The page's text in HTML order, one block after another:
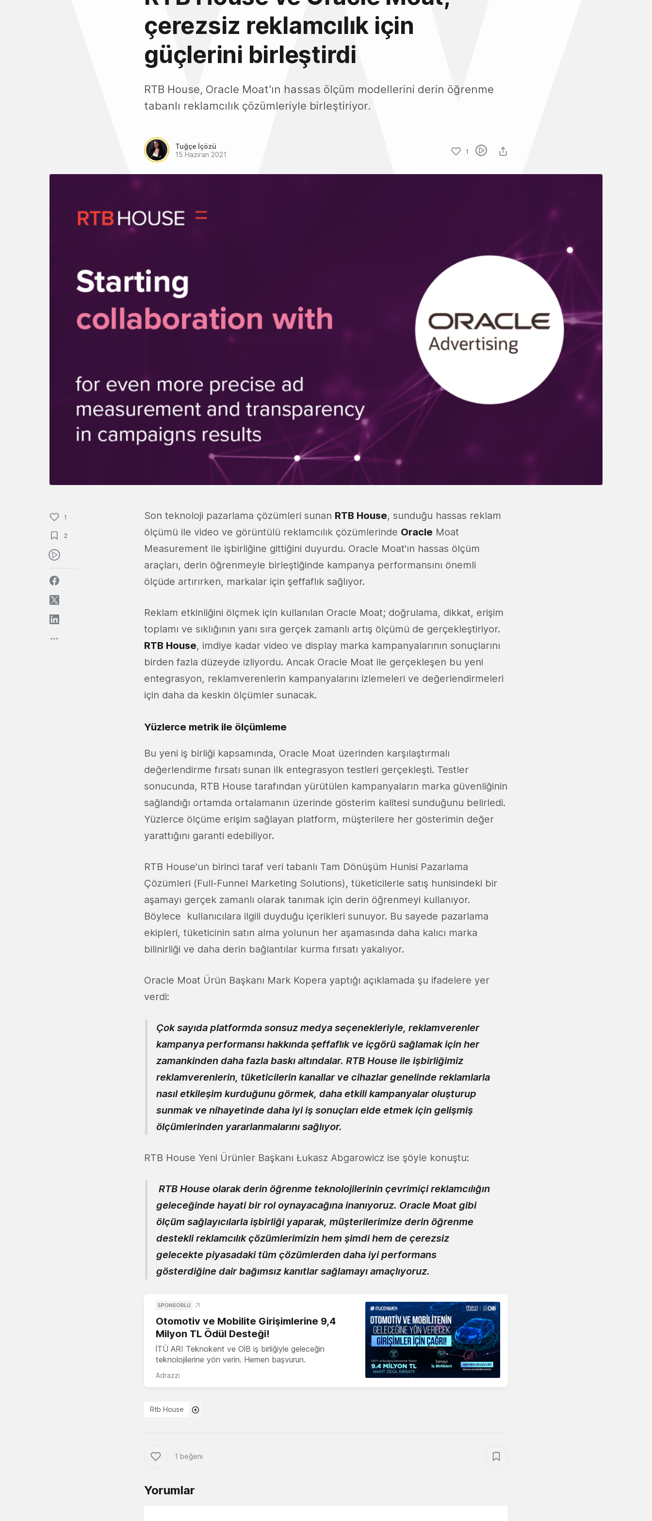
çerezsiz reklamcılık için
güçlerini birleştirdi
RTB House, Oracle Moat'ın hassas ölçüm modellerini derin öğrenme
tabanlı reklamcılık çözümleriyle birleştiriyor.
Tuğçe İçözü
15 Haziran 2021
1
1
2
Son teknoloji pazarlama çözümleri sunan RTB House, sunduğu hassas reklam
ölçümü ile video ve görüntülü reklamcılık çözümlerinde Oracle Moat
Measurement ile işbirliğine gittiğini duyurdu. Oracle Moat'ın hassas ölçüm
araçları, derin öğrenmeyle birleştiğinde kampanya performansını önemli
ölçüde artırırken, markalar için şeffaflık sağlıyor.
Reklam etkinliğini ölçmek için kullanılan Oracle Moat; doğrulama, dikkat, erişim
toplamı ve sıklığının yanı sıra gerçek zamanlı artış ölçümü de gerçekleştiriyor.
RTB House, imdiye kadar video ve display marka kampanyalarının sonuçlarını
birden fazla düzeyde izliyordu. Ancak Oracle Moat ile gerçekleşen bu yeni
entegrasyon, reklamverenlerin kampanyalarını izlemeleri ve değerlendirmeleri
için daha da keskin ölçümler sunacak.
Yüzlerce metrik ile ölçümleme
Bu yeni iş birliği kapsamında, Oracle Moat üzerinden karşılaştırmalı
değerlendirme fırsatı sunan ilk entegrasyon testleri gerçekleşti. Testler
sonucunda, RTB House tarafından yürütülen kampanyaların marka güvenliğinin
sağlandığı ortamda ortalamanın üzerinde gösterim kalitesi sunduğunu belirledi.
Yüzlerce ölçüme erişim sağlayan platform, müşterilere her gösterimin değer
yarattığını garanti edebiliyor.
RTB House'un birinci taraf veri tabanlı Tam Dönüşüm Hunisi Pazarlama
Çözümleri (Full-Funnel Marketing Solutions), tüketicilerle satış hunisindeki bir
aşamayı gerçek zamanlı olarak tanımak için derin öğrenmeyi kullanıyor.
Böylece kullanıcılara ilgili duyduğu içerikleri sunuyor. Bu sayede pazarlama
ekipleri, tüketicinin satın alma yolunun her aşamasında daha kalıcı marka
bilinirliği ve daha derin bağlantılar kurma fırsatı yakalıyor.
Oracle Moat Ürün Başkanı Mark Kopera yaptığı açıklamada şu ifadelere yer
verdi:
Çok sayıda platformda sonsuz medya seçenekleriyle, reklamverenler
kampanya performansı hakkında şeffaflık ve içgörü sağlamak için her
zamankinden daha fazla baskı altındalar. RTB House ile işbirliğimiz
reklamverenlerin, tüketicilerin kanallar ve cihazlar genelinde reklamlarla
nasıl etkileşim kurduğunu görmek, daha etkili kampanyalar oluşturup
sunmak ve nihayetinde daha iyi iş sonuçları elde etmek için gelişmiş
ölçümlerinden yararlanmalarını sağlıyor.
RTB House Yeni Ürünler Başkanı Łukasz Abgarowicz ise şöyle konuştu:
RTB House olarak derin öğrenme teknolojilerinin çevrimiçi reklamcılığın
geleceğinde hayati bir rol oynayacağına inanıyoruz. Oracle Moat gibi
ölçüm sağlayıcılarla işbirliği yaparak, müşterilerimize derin öğrenme
destekli reklamcılık çözümlerimizin hem şimdi hem de çerezsiz
gelecekte piyasadaki tüm çözümlerden daha iyi performans
gösterdiğine dair bağımsız kanıtlar sağlamayı amaçlıyoruz.
SPONSORLU
Otomotiv ve Mobilite Girişimlerine 9,4
Milyon TL Ödül Desteği!
İTÜ ARI Teknokent ve OİB iş birliğiyle geleceğin
teknolojilerine yön verin. Hemen başvurun.
Adrazzi
Rtb House
1 beğeni
Yorumlar